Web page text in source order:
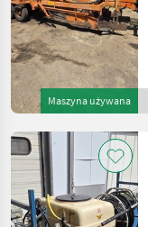
Maszyna używana